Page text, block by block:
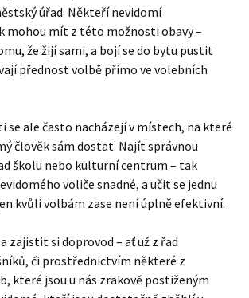
úřad. Někteří nevidomí
mohou mít z této možnosti obavy –
že žijí sami, a bojí se do bytu pustit
přednost volbě přímo ve volebních
ale často nacházejí v místech, na které
člověk sám dostat. Najít správnou
školu nebo kulturní centrum – tak
voliče snadné, a učit se jednu
kvůli volbám zase není úplně efektivní.
zajistit si doprovod – ať už z řad
či prostřednictvím některé z
které jsou u nás zrakově postiženým